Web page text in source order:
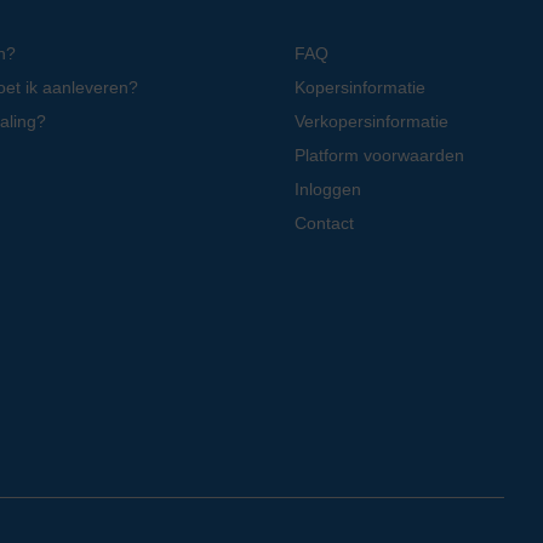
ik aanleveren?
FAQ
Kopersinformatie
Verkopersinformatie
Platform voorwaarden
Inloggen
Contact